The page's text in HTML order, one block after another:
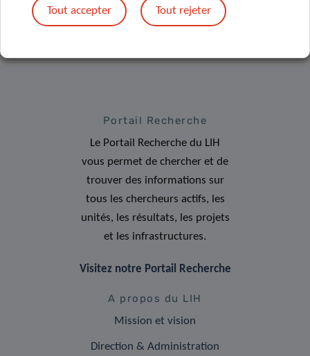
Portail Recherche
Le Portail Recherche du LIH
vous permet de chercher et de
trouver des informations sur
tous les chercheurs actifs, les
unités, les résultats, les projets
et les infrastructures.
Visitez notre Portail Recherche
A propos du LIH
Mission et vision
Direction & Administration
Tout accepter Tout rejeter